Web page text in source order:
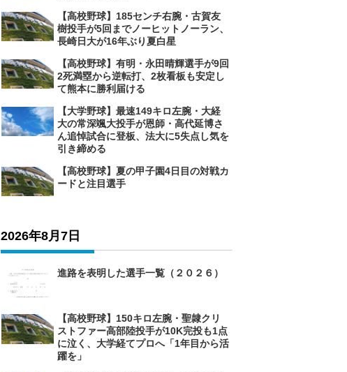
【高校野球】185センチ右腕・古賀友
樹投手が5回までノーヒットノーラン、
長崎日大が16年ぶり夏白星
【高校野球】有明・永田晴輝選手が9回
2死満塁から逆転打、2枚看板も安定し
て熊本に勝利届ける
【大学野球】最速149キロ左腕・大経
大の常深颯大投手が恩師・高代延博さ
ん追悼試合に登板、法大に5失点し気を
引き締める
【高校野球】夏の甲子園4日目の対戦カ
ードと注目選手
2026年8月7日
進路を表明した選手一覧（２０２６）
【高校野球】150キロ左腕・聖隷クリ
ストファー高部陸投手が10K完投も1点
に泣く、大学経てプロへ「1年目から活
躍を」